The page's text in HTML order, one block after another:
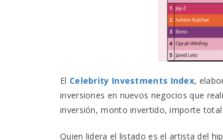
El Celebrity Investments Index,
inversiones en nuevos negocios que
inversión, monto invertido, importe
Quien lidera el listado es el artista del